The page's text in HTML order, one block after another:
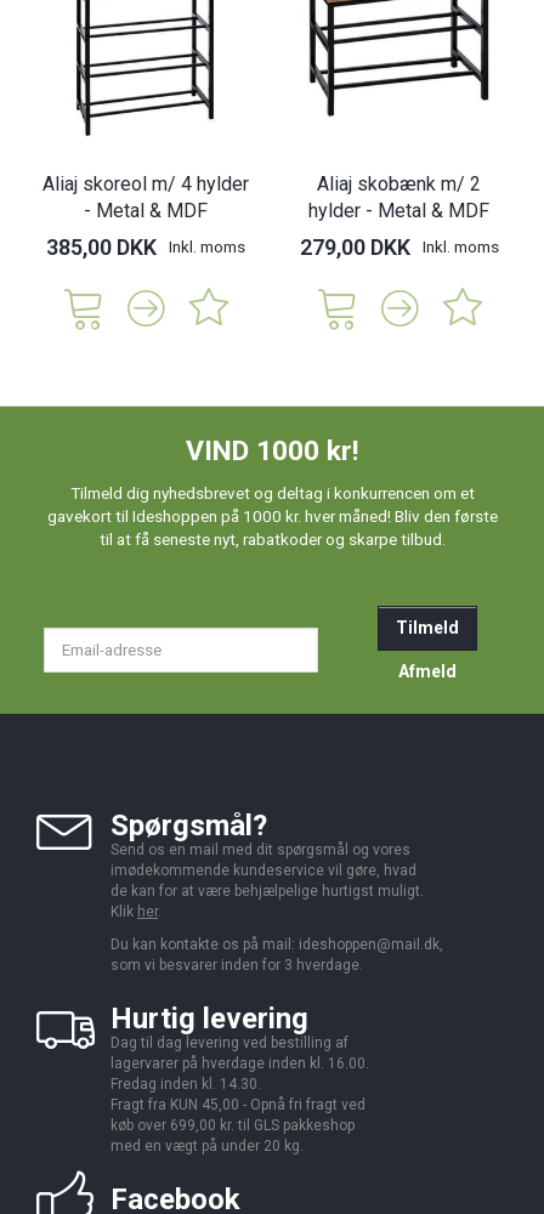
Aliaj skoreol m/ 4 hylder
- Metal & MDF
385,00 DKK Inkl. moms
Aliaj skobænk m/ 2
hylder - Metal & MDF
279,00 DKK Inkl. moms
VIND 1000 kr!
Tilmeld dig nyhedsbrevet og deltag i konkurrencen om et
gavekort til Ideshoppen på 1000 kr. hver måned! Bliv den første
til at få seneste nyt, rabatkoder og skarpe tilbud.
Tilmeld
Afmeld
Spørgsmål?
Send os en mail med dit spørgsmål og vores
imødekommende kundeservice vil gøre, hvad
de kan for at være behjælpelige hurtigst muligt.
Klik her.
Du kan kontakte os på mail: ideshoppen@mail.dk,
som vi besvarer inden for 3 hverdage.
Hurtig levering
Dag til dag levering ved bestilling af
lagervarer på hverdage inden kl. 16.00.
Fredag inden kl. 14.30.
Fragt fra KUN 45,00 - Opnå fri fragt ved
køb over 699,00 kr. til GLS pakkeshop
med en vægt på under 20 kg.
Facebook